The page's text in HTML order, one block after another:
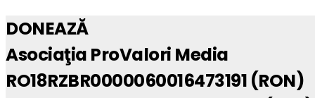
DONEAZĂ
Asociaţia ProValori Media
RO18RZBR0000060016473191 (RON)